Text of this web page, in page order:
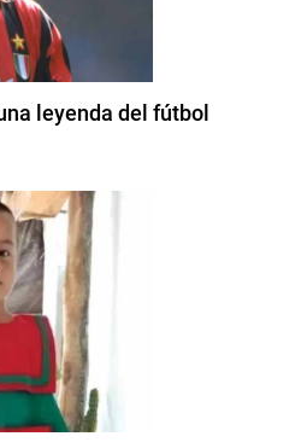
leyenda del fútbol